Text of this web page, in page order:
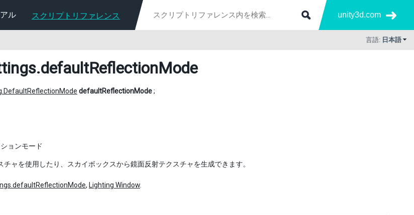
ル スクリプトリファレンス unity3d.com
言語: 日本語
.defaultReflectionMode
defaultReflectionMode;
ョンモード
チャを使用したり、スカイボックスから鏡面反射テクスチャを生成できます。
, Lighting Window